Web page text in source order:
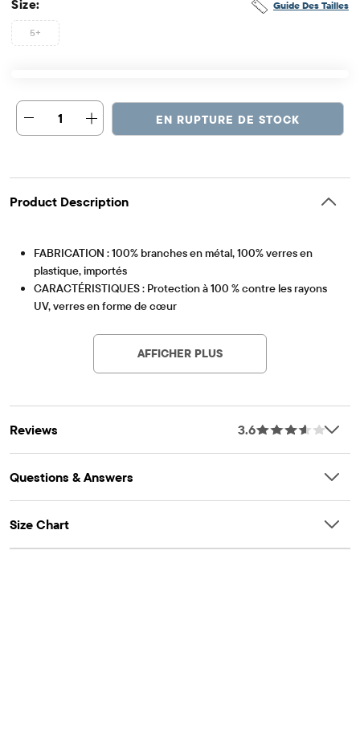
Guide Des Tailles
Size:
5+
1 EN RUPTURE DE STOCK
Product Description
FABRICATION : 100% branches en métal, 100% verres en
plastique, importés
CARACTÉRISTIQUES : Protection à 100 % contre les rayons
UV, verres en forme de cœur
AFFICHER PLUS
Reviews 3.6
Questions & Answers
Size Chart